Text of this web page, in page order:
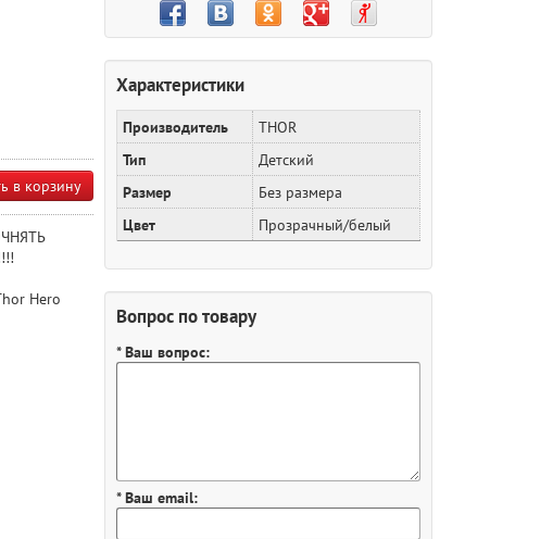
в корзину
Hero
Характеристики
Производитель
THOR
Тип
Детский
Размер
Без размера
Цвет
Прозрачный/белый
Вопрос по товару
* Ваш вопрос:
* Ваш email: